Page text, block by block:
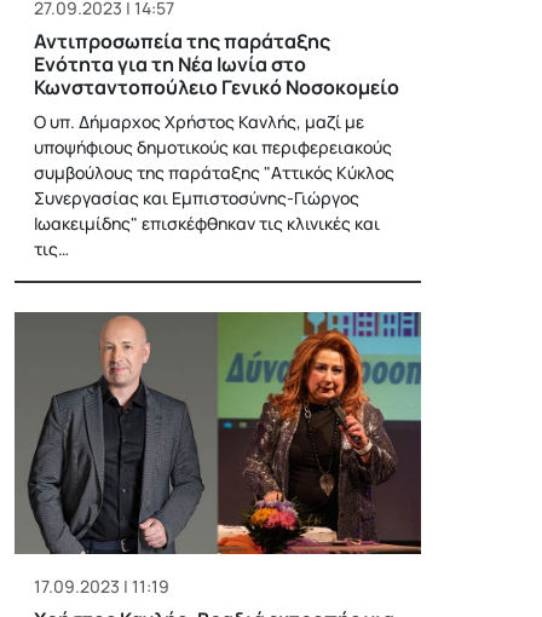
27.09.2023 | 14:57
Αντιπροσωπεία της παράταξης
Ενότητα για τη Νέα Ιωνία στο
Κωνσταντοπούλειο Γενικό Νοσοκομείο
Ο υπ. Δήμαρχος Χρήστος Κανλής, μαζί με
υποψήφιους δημοτικούς και περιφερειακούς
συμβούλους της παράταξης "Αττικός Κύκλος
Συνεργασίας και Εμπιστοσύνης-Γιώργος
Ιωακειμίδης" επισκέφθηκαν τις κλινικές και
τις…
17.09.2023 | 11:19